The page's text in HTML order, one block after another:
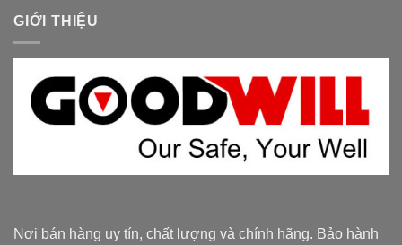
GIỚI THIỆU
Nơi bán hàng uy tín, chất lượng và chính hãng. Bảo hành